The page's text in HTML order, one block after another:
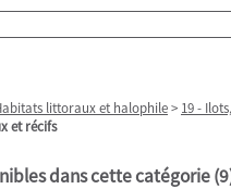
littoraux et halophile> 19 -
et récifs
dans cette catégorie (9